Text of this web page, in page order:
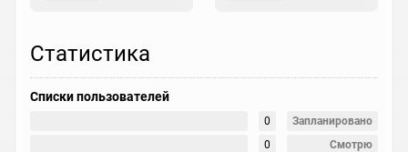
Статистика
Списки пользователей
0
Запланировано
0
Смотрю